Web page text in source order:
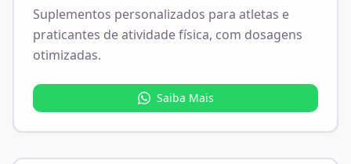
Suplementos personalizados para atletas e
praticantes de atividade física, com dosagens
otimizadas.
Saiba Mais